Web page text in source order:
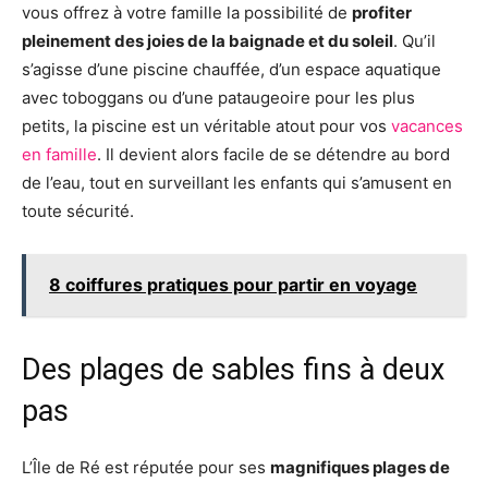
vous offrez à votre famille la possibilité de profiter
pleinement des joies de la baignade et du soleil. Qu’il
s’agisse d’une piscine chauffée, d’un espace aquatique
avec toboggans ou d’une pataugeoire pour les plus
petits, la piscine est un véritable atout pour vos vacances
en famille. Il devient alors facile de se détendre au bord
de l’eau, tout en surveillant les enfants qui s’amusent en
toute sécurité.
8 coiffures pratiques pour partir en voyage
Des plages de sables fins à deux
pas
L’Île de Ré est réputée pour ses magnifiques plages de